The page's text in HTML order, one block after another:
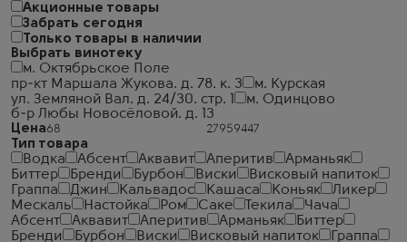
Акционные товары
Забрать сегодня
Только товары в наличии
Выбрать винотеку
м. Октябрьское Поле
пр-кт Маршала Жукова. д. 78. к. 3
м. Курская
ул. Земляной Вал. д. 24/30. стр. 1
м. Одинцово
б-р Любы Новосёловой. д. 13
Цена
Тип товара
Водка
Абсент Аквавит Аперитив
Арманьяк
Биттер
Бренди Бурбон Виски
Висковый напиток
Граппа
Джин Кальвадос Кашаса Коньяк
Ликер
Мескаль
Настойка Ром Саке Текила
Чача
Абсент
Аквавит Аперитив Арманьяк
Биттер
Бренди
Бурбон Виски Висковый напиток
Граппа